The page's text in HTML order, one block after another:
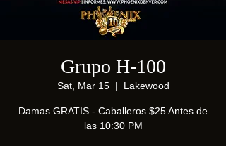
Grupo H-100
Sat, Mar 15
  |
Lakewood
Damas GRATIS - Caballeros $25 Antes de
las 10:30 PM